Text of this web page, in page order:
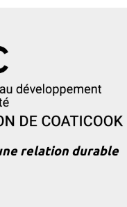
relation durable